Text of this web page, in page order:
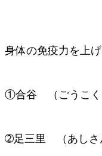
身体の免疫力を上
①合谷 （ごうこく
➁足三里 （あしさ